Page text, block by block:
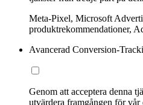
Meta-Pixel, Microsoft
produktrekommendationer,
Avancerad Conversion-
Genom att acceptera denna
utvärdera framgången för